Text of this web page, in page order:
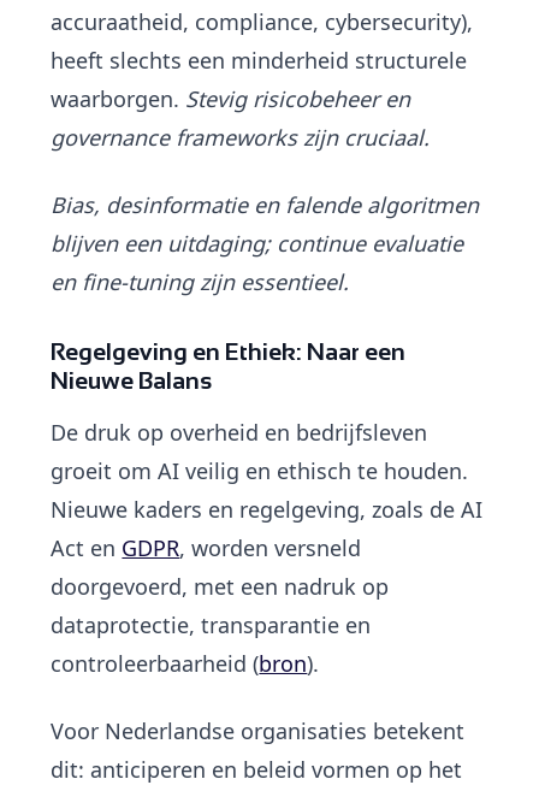
accuraatheid, compliance, cybersecurity),
heeft slechts een minderheid structurele
waarborgen. Stevig risicobeheer en
governance frameworks zijn cruciaal.
Bias, desinformatie en falende algoritmen
blijven een uitdaging; continue evaluatie
en fine-tuning zijn essentieel.
Regelgeving en Ethiek: Naar een
Nieuwe Balans
De druk op overheid en bedrijfsleven
groeit om AI veilig en ethisch te houden.
Nieuwe kaders en regelgeving, zoals de AI
Act en GDPR, worden versneld
doorgevoerd, met een nadruk op
dataprotectie, transparantie en
controleerbaarheid (bron).
Voor Nederlandse organisaties betekent
dit: anticiperen en beleid vormen op het